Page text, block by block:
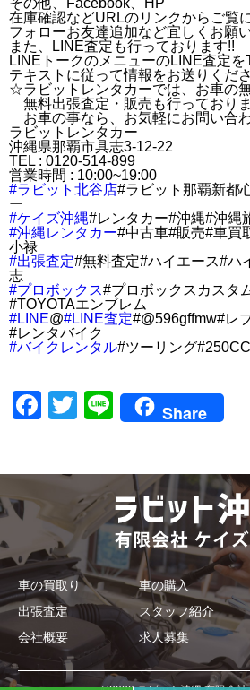
その他、Facebook、HP
在庫確認などURLのリンクからご覧
フォローお友達追加など宜しくお願
また、LINE査定も行っております!!
LINEトークのメニューのLINE査定を
テキストに従って情報をお送りくださ
☆ラビットレンタカーでは、お車の
無料出張査定・販売も行っておりま
お車の事なら、お気軽にお問い合
ラビットレンタカー
沖縄県那覇市具志3-12-22
TEL : 0120-514-899
営業時間 : 10:00~19:00
#ラビット北谷店#ラビット那覇新都
ー
#ケイズ沖縄#レンタカー#沖縄#沖縄
#沖縄レンタカー#中古車#販売#車買
小禄
#出張査定#無料査定#ハイエース#ハ
志
#プロボックス#プロボックスカスタ
#TOYOTAエンブレム
#LINE@#LINE査定#@596gffmw#レ
#レンタバイク
#バイクレンタル#ツーリング#250CC
Facebook
Twitter
LineShare
車の買取り 車の購入
出張査定
スタッフ紹介
会社概要
求人募集